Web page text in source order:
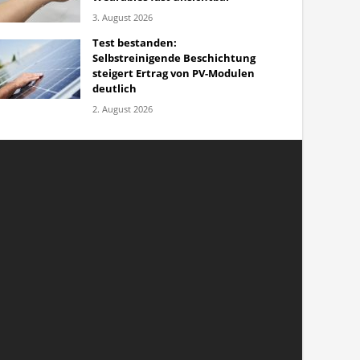
3. August 2026
Test bestanden:
Selbstreinigende Beschichtung
steigert Ertrag von PV-Modulen
deutlich
2. August 2026